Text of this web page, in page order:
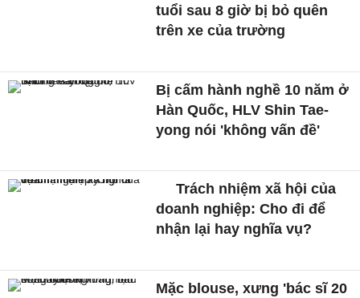
tuổi sau 8 giờ bị bỏ quên
trên xe của trường
Bị cấm hành nghề 10 năm ở
Hàn Quốc, HLV Shin Tae-
yong nói 'không vấn đề'
Trách nhiệm xã hội của
doanh nghiệp: Cho đi để
nhận lại hay nghĩa vụ?
Mặc blouse, xưng 'bác sĩ 20